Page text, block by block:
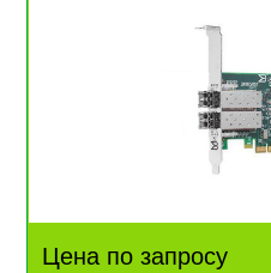
Цена по запросу